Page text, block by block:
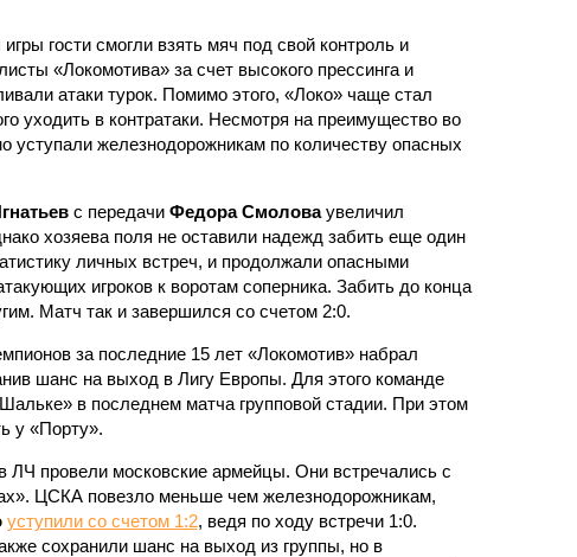
гости смогли взять мяч под свой контроль и
«Локомотива» за счет высокого прессинга и
атаки турок. Помимо этого, «Локо» чаще стал
уходить в контратаки. Несмотря на преимущество во
уступали железнодорожникам по количеству опасных
с передачи Федора Смоловаувеличил
хозяева поля не оставили надежд забить еще один
личных встреч, и продолжали опасными
игроков к воротам соперника. Забить до конца
Матч так и завершился со счетом 2:0.
за последние 15 лет «Локомотив» набрал
шанс на выход в Лигу Европы. Для этого команде
в последнем матча групповой стадии. При этом
у «Порту».
ЛЧ провели московские армейцы. Они встречались с
ЦСКА повезло меньше чем железнодорожникам,
уступили со счетом 1:2, ведя по ходу встречи 1:0.
сохранили шанс на выход из группы, но в